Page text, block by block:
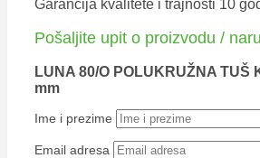
Garancija kvalitete i trajnosti 10
Pošaljite upit o proizvodu /
LUNA 80/O POLUKRUŽNA TUŠ
mm
Ime i prezime
Email adresa